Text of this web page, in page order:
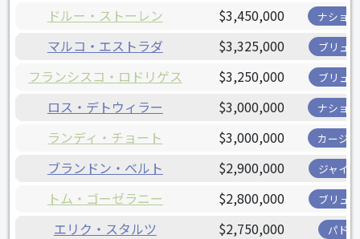
ドルー・ストーレン $3,450,000 ナショ
マルコ・エストラダ $3,325,000 ブリュ
フランシスコ・ロドリゲス $3,250,000 ブリュ
ロス・デトウィラー $3,000,000 ナショ
ランディ・チョート $3,000,000 カージ
ブランドン・ベルト $2,900,000 ジャイ
トム・ゴーゼラニー $2,800,000 ブリュ
エリク・スタルツ $2,750,000 パド